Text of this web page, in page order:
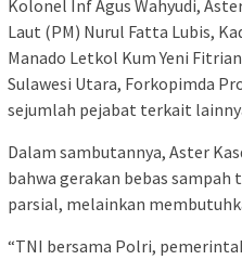
Kolonel Inf Agus Wahyudi,
Laut (PM) Nurul Fatta Lubis,
Manado Letkol Kum Yeni
Sulawesi Utara, Forkopimda
sejumlah pejabat terkait
Dalam sambutannya, Aster
bahwa gerakan bebas sampah
parsial, melainkan
“TNI bersama Polri,